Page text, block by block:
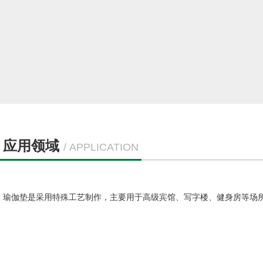
应用领域 / APPLICATION
瑜伽垫是采用特殊工艺制作，主要用于高级宾馆、写字楼、健身房等